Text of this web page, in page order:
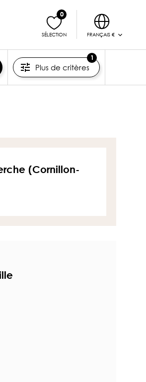
SÉLECTION
0
FRANÇAIS €
Plus de critères
1
(Cornillon-